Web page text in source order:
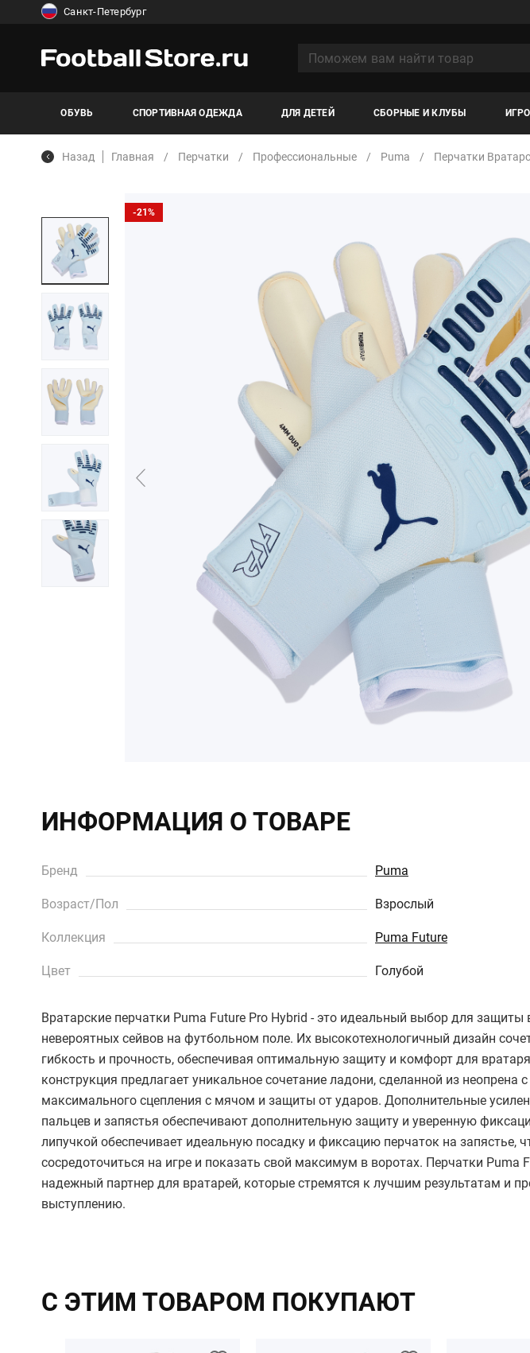
Санкт-Петербург
ОБУВЬ СПОРТИВНАЯ ОДЕЖДА ДЛЯ ДЕТЕЙ СБОРНЫЕ И КЛУБЫ
Назад Главная Перчатки Профессиональные Puma Перчатки
-21%
ИНФОРМАЦИЯ О ТОВАРЕ
Бренд Puma
Возраст/Пол Взрослый
Коллекция Puma Future
Цвет Голубой
Вратарские перчатки Puma Future Pro Hybrid - это идеальный выбор для защиты
невероятных сейвов на футбольном поле. Их высокотехнологичный дизайн
гибкость и прочность, обеспечивая оптимальную защиту и комфорт для
конструкция предлагает уникальное сочетание ладони, сделанной из неопрена
максимального сцепления с мячом и защиты от ударов. Дополнительные
пальцев и запястья обеспечивают дополнительную защиту и уверенную
липучкой обеспечивает идеальную посадку и фиксацию перчаток на запястье,
сосредоточиться на игре и показать свой максимум в воротах. Перчатки Puma
надежный партнер для вратарей, которые стремятся к лучшим результатам и
выступлению.
С ЭТИМ ТОВАРОМ ПОКУПАЮТ